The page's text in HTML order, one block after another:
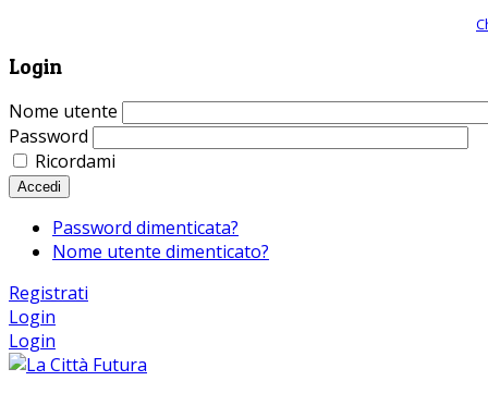
Login
Nome utente
Password
Ricordami
Accedi
Password dimenticata?
Nome utente dimenticato?
Registrati
Login
Login